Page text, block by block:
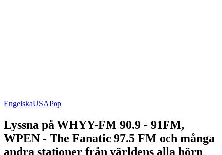
EngelskaUSAPop
Lyssna på WHYY-FM 90.9 - 91FM,
WPEN - The Fanatic 97.5 FM och många
andra stationer från världens alla hörn